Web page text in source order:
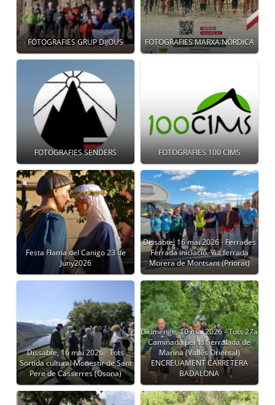
FOTOGRAFIES GRUP DIJOUS FOTOGRAFIES MARXA NÒRDICA
FOTOGRAFIES SENDERS FOTOGRAFIES 100 CIMS
Festa Flama del Canigo 23 de
Juny2026
Dissabte, 16 mai 2026 - Ferrades
Ferrada iniciació. Via ferrada
Morera de Montsant (Priorat)
Dissabte, 16 mai 2026 - Tots
Sortida cultural Monestir de Sant
Pere de Casserres (Osona)
Diumenge, 10 mai 2026 - Tots 27a
Caminada per la Serralada de
Marina (Vallès Oriental)
ENCREUAMENT CARRETERA
BADALONA